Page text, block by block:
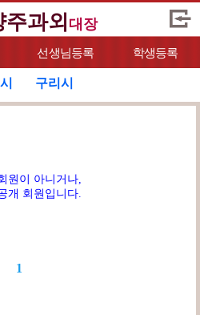
주과외 대장
선생님등록 학생등록
구리시
원이 아니거나,
개 회원입니다.
1